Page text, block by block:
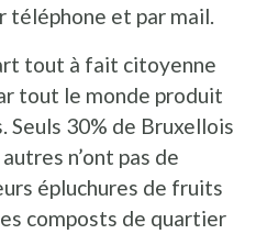
téléphone et par mail.
tout à fait citoyenne
tout le monde produit
Seuls 30% de Bruxellois
n’ont pas de
épluchures de fruits
composts de quartier